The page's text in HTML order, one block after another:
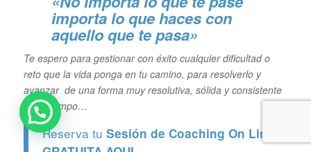
importa lo que haces con
aquello que te pasa»
Te espero para gestionar con éxito cualquier dificultad o
reto que la vida ponga en tu camino, para resolverlo y
avanzar de una forma muy resolutiva, sólida y consistente
en el tiempo…
Reserva tu Sesión de Coaching On Line